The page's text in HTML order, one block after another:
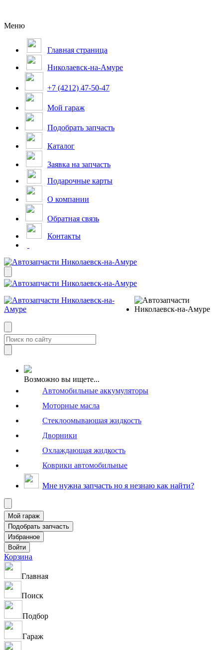
Меню
Главная страница
Николаевск-на-Амуре
+7 (4212) 47-50-47
Мой гараж
Подобрать запчасть
Каталог
Заявка на запчасть
Подарочные карты
О компании
Обратная связь
Контакты
Возможно вы ищете...
Автомобильные аккумуляторы
Моторные масла
Стеклоомывающая жидкость
Дворники
Охлаждающая жидкость
Коврики автомобильные
Мне нужна запчасть но я незнаю как найти?
Корзина
Главная
Поиск
Подбор
Гараж